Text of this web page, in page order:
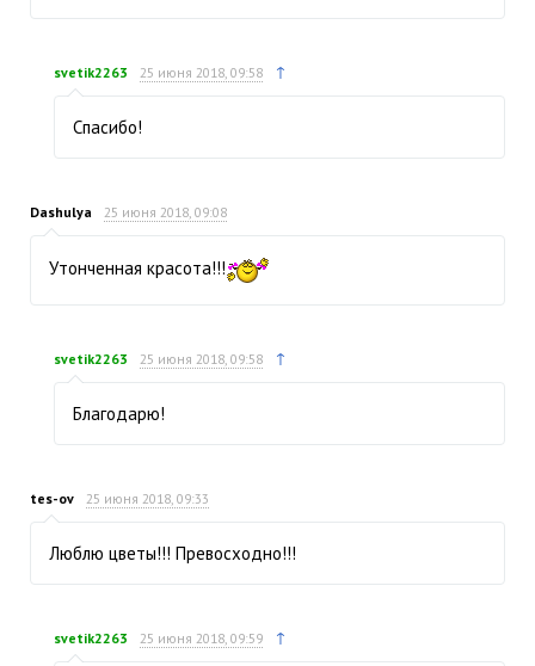
svetik2263 25 июня 2018, 09:58 ↑
Спасибо!
Dashulya 25 июня 2018, 09:08
Утонченная красота!!!
svetik2263 25 июня 2018, 09:58 ↑
Благодарю!
tes-ov 25 июня 2018, 09:33
Люблю цветы!!! Превосходно!!!
svetik2263 25 июня 2018, 09:59 ↑